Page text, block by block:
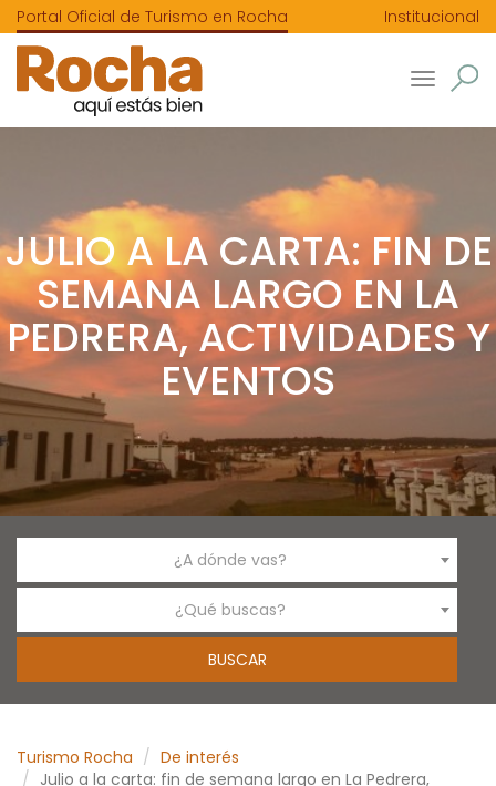
Portal Oficial de Turismo en Rocha Institucional
Toggle
JULIO A LA CARTA: FIN DE
SEMANA LARGO EN LA
PEDRERA, ACTIVIDADES Y
EVENTOS
¿A dónde vas?
¿Qué buscas?
Turismo Rocha
De interés
Julio a la carta: fin de semana largo en La Pedrera,